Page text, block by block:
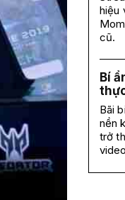
hiệu
cũ.
Bí
Bãi
nền
trở